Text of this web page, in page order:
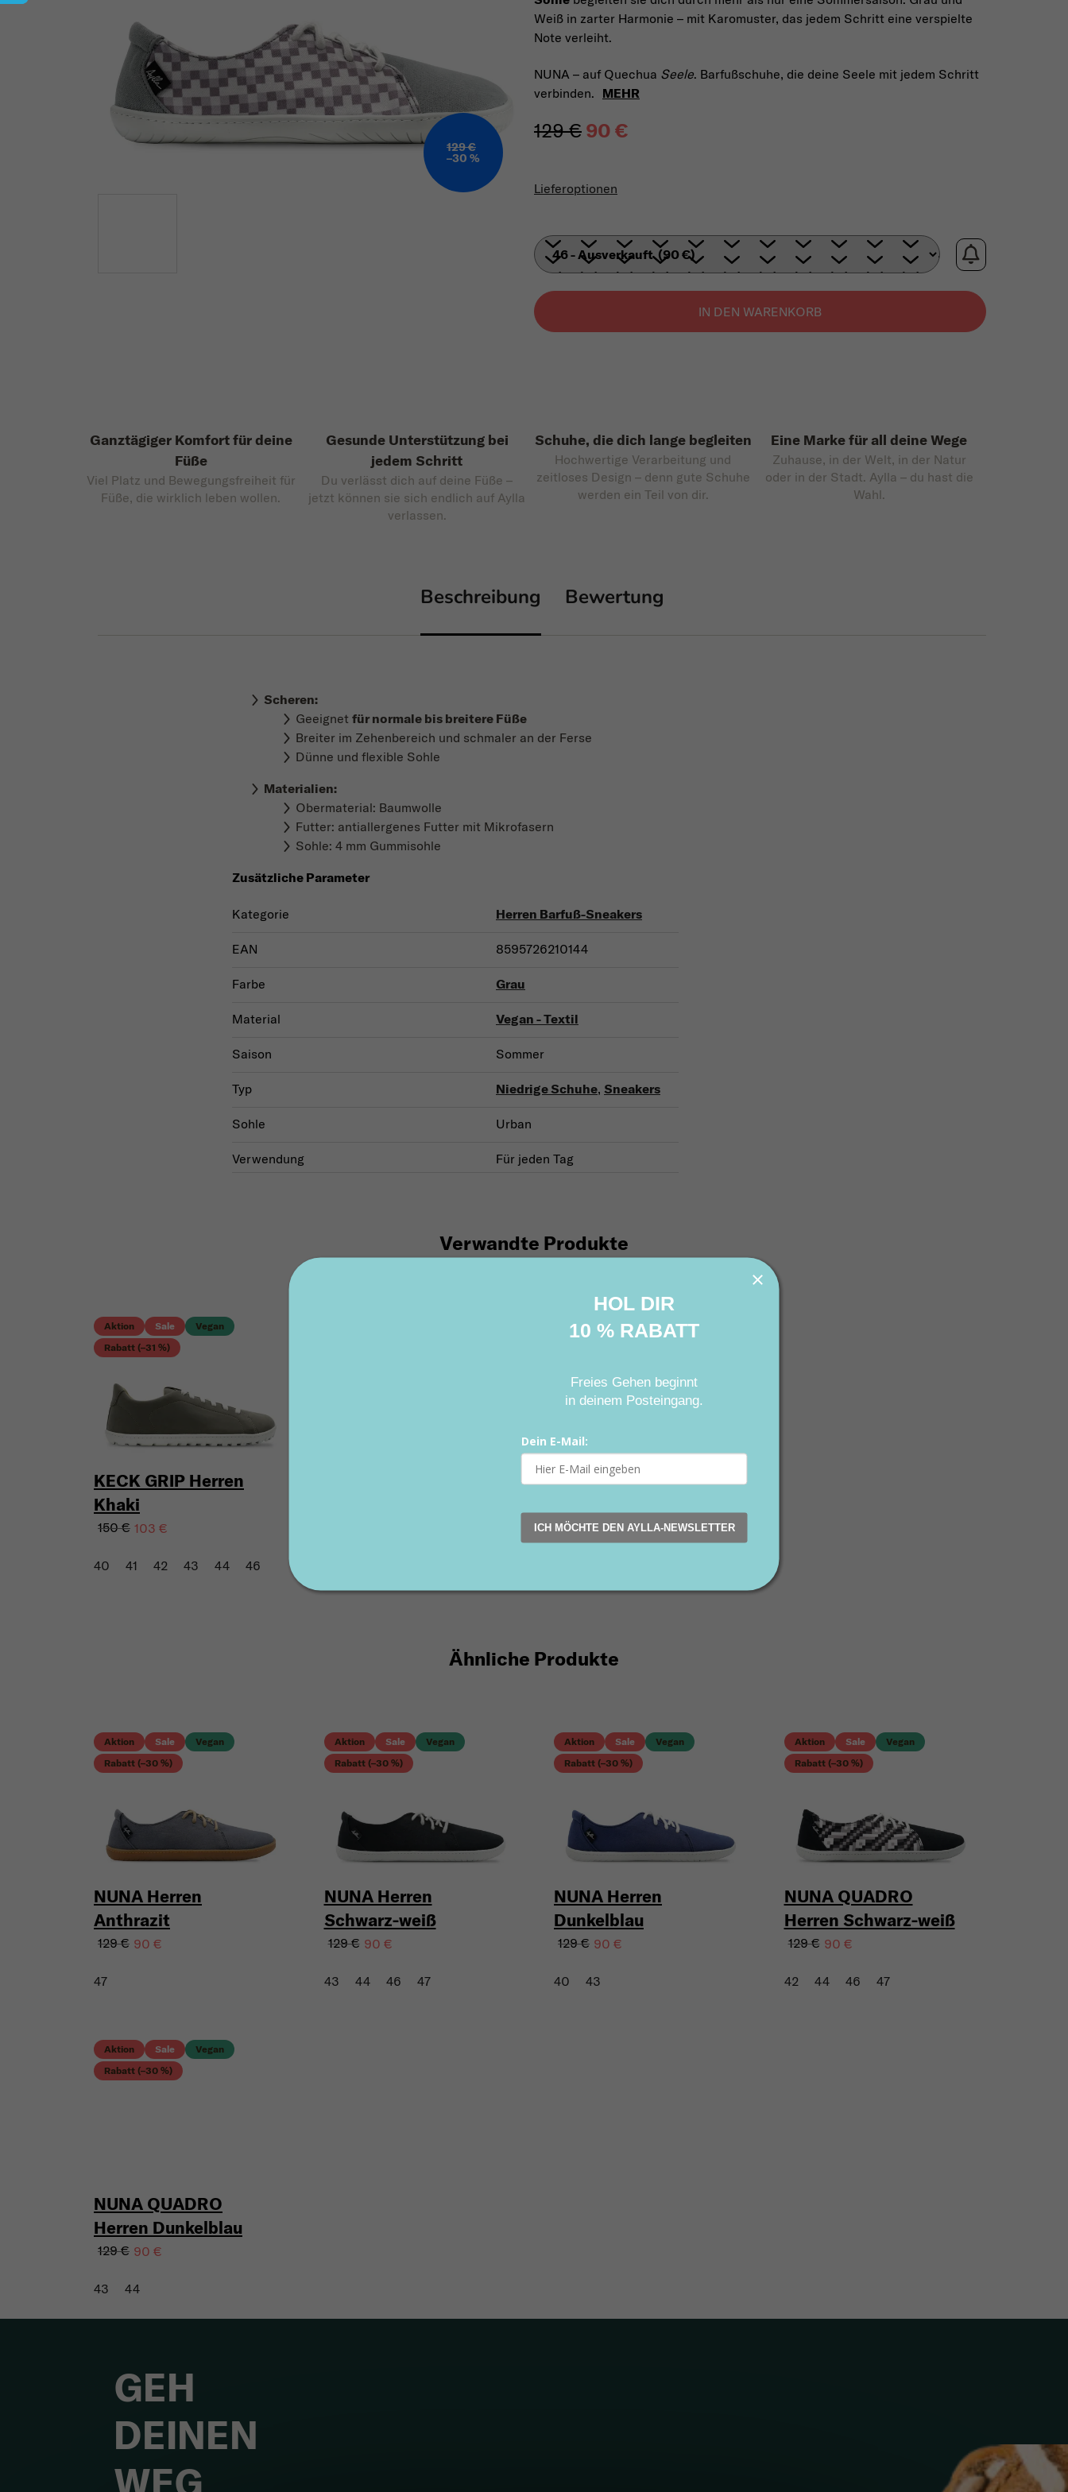
Weiß in zarter Harmonie – mit Karomuster, das jedem Schritt eine verspielte
Note verleiht.
NUNA – auf Quechua Seele. Barfußschuhe, die deine Seele mit jedem Schritt
verbinden. MEHR
129 € 90 €
Lieferoptionen
IN DEN WARENKORB
129 €
–30 %
Ganztägiger Komfort für deine
Füße
Viel Platz und Bewegungsfreiheit für
Füße, die wirklich leben wollen.
Gesunde Unterstützung bei
jedem Schritt
Du verlässt dich auf deine Füße –
jetzt können sie sich endlich auf Aylla
verlassen.
Schuhe, die dich lange begleiten
Hochwertige Verarbeitung und
zeitloses Design – denn gute Schuhe
werden ein Teil von dir.
Eine Marke für all deine Wege
Zuhause, in der Welt, in der Natur
oder in der Stadt. Aylla – du hast die
Wahl.
Beschreibung Bewertung
Scheren:
Geeignet für normale bis breitere Füße
Breiter im Zehenbereich und schmaler an der Ferse
Dünne und flexible Sohle
Materialien:
Obermaterial: Baumwolle
Futter: antiallergenes Futter mit Mikrofasern
Sohle: 4 mm Gummisohle
Zusätzliche Parameter
Kategorie Herren Barfuß-Sneakers
EAN 8595726210144
Farbe Grau
Material Vegan - Textil
Saison Sommer
Typ Niedrige Schuhe, Sneakers
Sohle Urban
Verwendung Für jeden Tag
Verwandte Produkte
Aktion Sale
Vegan
Rabatt (–31 %)
KECK GRIP Herren
Khaki
150 € 103 €
40 41 42 43 44 46
Ähnliche Produkte
Aktion Sale
Vegan
Rabatt (–30 %)
NUNA Herren
Anthrazit
129 € 90 €
47
Aktion Sale
Vegan
Rabatt (–30 %)
NUNA Herren
Schwarz-weiß
129 € 90 €
43 44 46 47
Aktion Sale
Vegan
Rabatt (–30 %)
NUNA Herren
Dunkelblau
129 € 90 €
40 43
Aktion Sale
Vegan
Rabatt (–30 %)
NUNA QUADRO
Herren Schwarz-weiß
129 € 90 €
42 44 46 47
Aktion Sale
Vegan
Rabatt (–30 %)
NUNA QUADRO
Herren Dunkelblau
129 € 90 €
43 44
GEH
DEINEN
WEG
HOL DIR
10 % RABATT
Freies Gehen beginnt
in deinem Posteingang.
Dein E-Mail:
ICH MÖCHTE DEN AYLLA-NEWSLETTER